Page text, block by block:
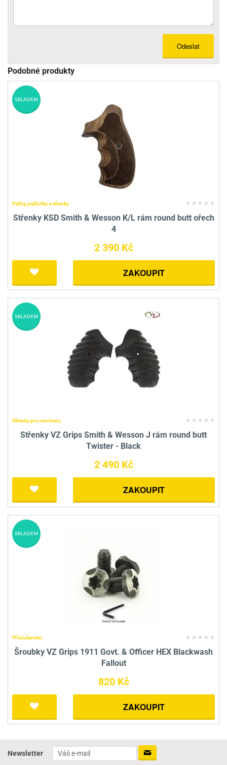
Odeslat
Podobné produkty
Pažby, pažbičky a střenky
Střenky KSD Smith & Wesson K/L rám round butt ořech
4
2 390 Kč
ZAKOUPIT
SKLADEM
Střenky pro revolvery
Střenky VZ Grips Smith & Wesson J rám round butt
Twister - Black
2 490 Kč
ZAKOUPIT
SKLADEM
Příslušenství
Šroubky VZ Grips 1911 Govt. & Officer HEX Blackwash
Fallout
820 Kč
ZAKOUPIT
SKLADEM
Newsletter